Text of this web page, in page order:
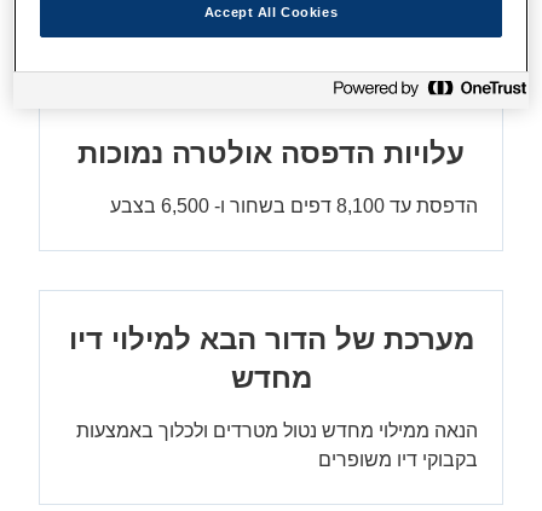
כלול דיו שווה ערך של עד 82 מחסניות דיו
עלויות הדפסה אולטרה נמוכות
הדפסת עד 8,100 דפים בשחור ו- 6,500 בצבע
מערכת של הדור הבא למילוי דיו
מחדש
הנאה ממילוי מחדש נטול מטרדים ולכלוך באמצעות
בקבוקי דיו משופרים
Accept All Cookies